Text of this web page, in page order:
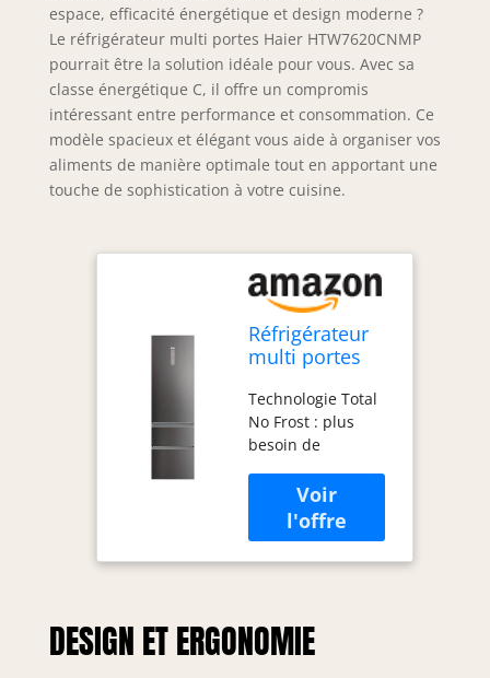
espace, efficacité énergétique et design moderne ?
Le réfrigérateur multi portes Haier HTW7620CNMP
pourrait être la solution idéale pour vous. Avec sa
classe énergétique C, il offre un compromis
intéressant entre performance et consommation. Ce
modèle spacieux et élégant vous aide à organiser vos
aliments de manière optimale tout en apportant une
touche de sophistication à votre cuisine.
Réfrigérateur
multi portes
HTW7620CNMP
Technologie Total
No Frost : plus
besoin de
réfrigérateur. Le
système Total No
Frost distribue l'air
de manière
et conservant la
fraîcheur de vos
DESIGN ET ERGONOMIE